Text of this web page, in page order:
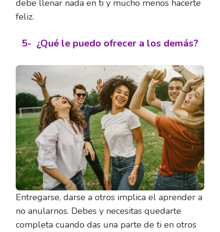
debe llenar nada en ti y mucho menos hacerte
feliz.
5- ¿Qué le puedo ofrecer a los demás?
Entregarse, darse a otros implica el aprender a
no anularnos. Debes y necesitas quedarte
completa cuando das una parte de ti en otros